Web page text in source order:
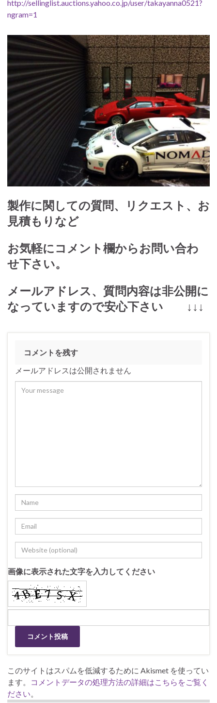
http://sellinglist.auctions.yahoo.co.jp/user/takayanna0521?
ngram=1
製作に関しての質問、リクエスト、お
見積もりなど
お気軽にコメント欄からお問い合わ
せ下さい。
メールアドレス、質問内容は非公開に
なっていますので安心下さい ↓↓↓
コメントを残す
メールアドレスは公開されません
画像に表示された文字を入力してください
このサイトはスパムを低減するために Akismet を使ってい
ます。
コメントデータの処理方法の詳細はこちらをご覧く
ださい